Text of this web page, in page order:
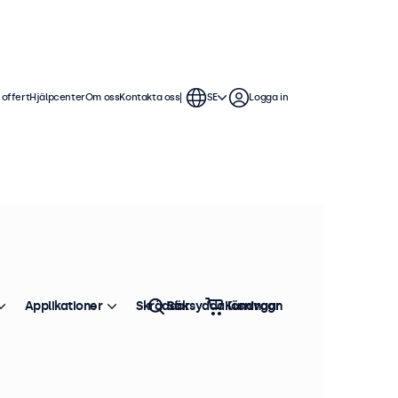
kablar, dimmers,
Sortera efter Toppsäljare
offertHjälpcenterOm ossKontakta oss SE Logga in
Applikationer Skräddarsydda lösningar
Sök Kundvagn